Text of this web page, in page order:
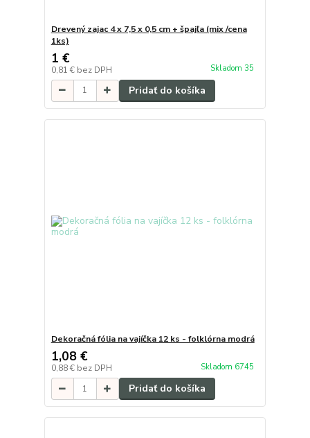
Drevený zajac 4 x 7,5 x 0,5 cm + špajľa (mix /cena
1ks)
1 €
0,81 € bez DPH Skladom 35
Pridať do košíka
Dekoračná fólia na vajíčka 12 ks - folklórna modrá
1,08 €
0,88 € bez DPH Skladom 6745
Pridať do košíka